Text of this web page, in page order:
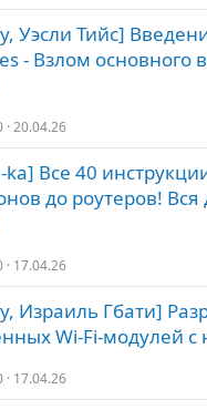
Уэсли Тийс]
- Взлом основного
20.04.26
Все 40
до роутеров!
17.04.26
Израиль Гбати]
Wi-Fi-модулей с
17.04.26